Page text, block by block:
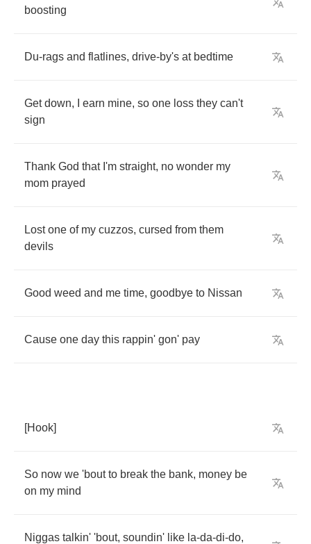
boosting
Du-rags and flatlines, drive-by's at bedtime
Get down, earn mine, so one loss they can't
sign
Thank God that I'm straight, no wonder my
mom prayed
Lost one of my cuzzos, cursed from them
devils
Good weed and me time, goodbye to Nissan
Cause one day this rappin' gon' pay
[Hook]
So now we 'bout to break the bank, money be
on my mind
Niggas talkin' 'bout, soundin' like la-da-di-do,